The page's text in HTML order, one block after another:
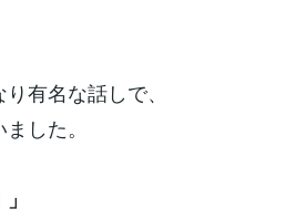
有名な話しで、
した。